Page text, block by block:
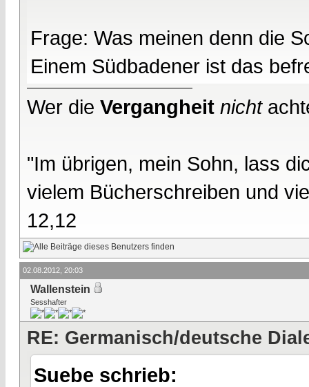
Frage: Was meinen denn die
Einem Südbadener ist das
Wer die Vergangheit nicht
"Im übrigen, mein Sohn, lass
vielem Bücherschreiben und
12,12
02.08.2012, 20:03
Wallenstein
Sesshafter
RE: Germanisch/deutsche
Suebe schrieb: